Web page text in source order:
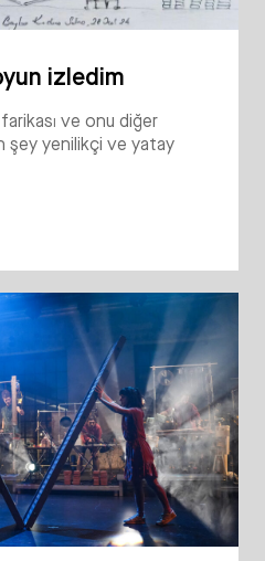
izledim
ve onu diğer
şey yenilikçi ve yatay